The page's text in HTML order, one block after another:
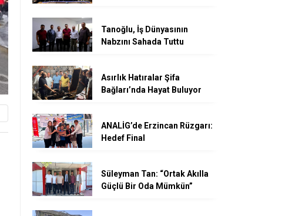
Tanoğlu, İş Dünyasının
Nabzını Sahada Tuttu
Asırlık Hatıralar Şifa
Bağları’nda Hayat Buluyor
ANALİG’de Erzincan Rüzgarı:
Hedef Final
Süleyman Tan: “Ortak Akılla
Güçlü Bir Oda Mümkün”